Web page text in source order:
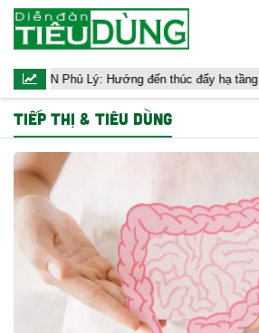
Phủ Lý: Hướng đến thúc đẩy hạ tầng thương
TIẾP THỊ & TIÊU DÙNG